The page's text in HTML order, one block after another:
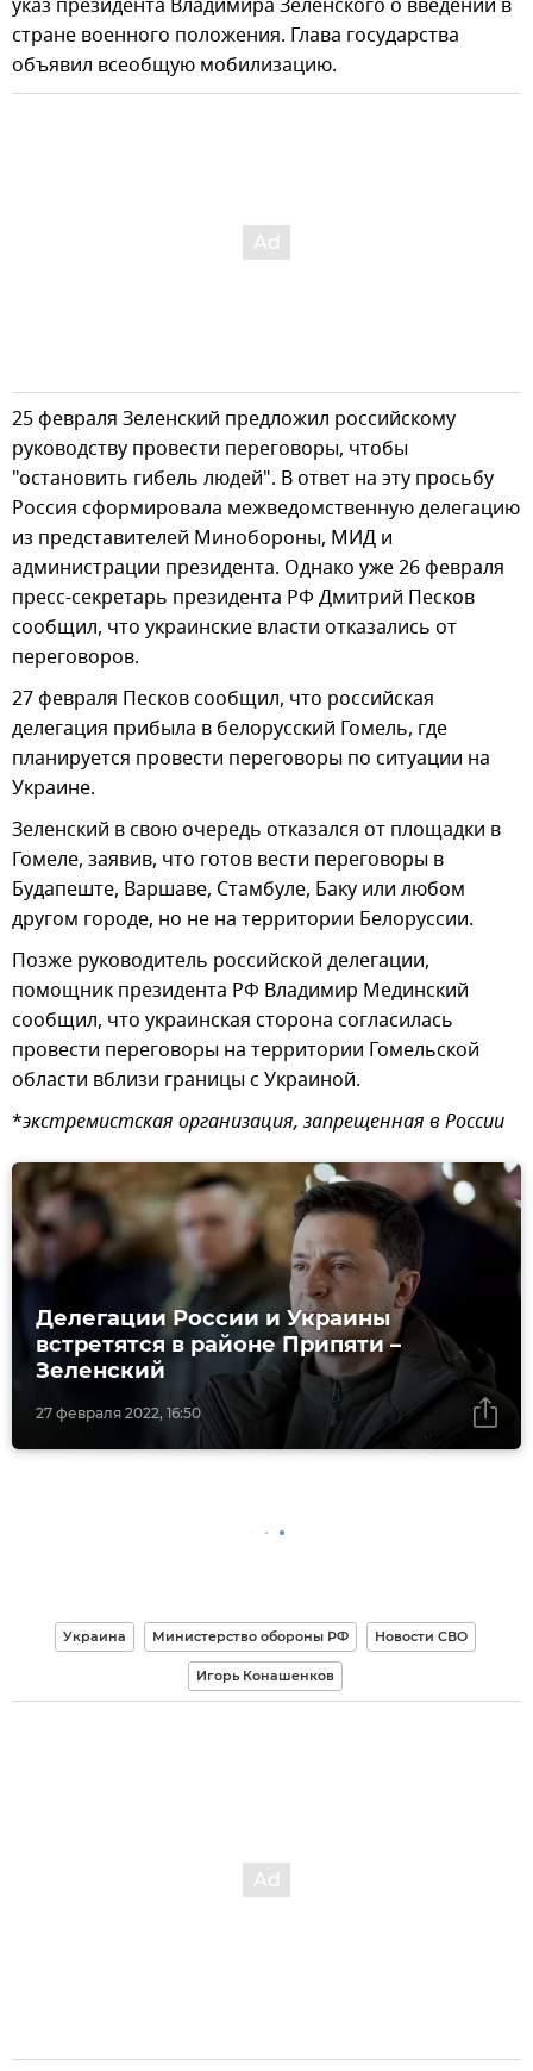
указ президента Владимира Зеленского о введении в
стране военного положения. Глава государства
объявил всеобщую мобилизацию.
25 февраля Зеленский предложил российскому
руководству провести переговоры, чтобы
"остановить гибель людей". В ответ на эту просьбу
Россия сформировала межведомственную делегацию
из представителей Минобороны, МИД и
администрации президента. Однако уже 26 февраля
пресс-секретарь президента РФ Дмитрий Песков
сообщил, что украинские власти отказались от
переговоров.
27 февраля Песков сообщил, что российская
делегация прибыла в белорусский Гомель, где
планируется провести переговоры по ситуации на
Украине.
Зеленский в свою очередь отказался от площадки в
Гомеле, заявив, что готов вести переговоры в
Будапеште, Варшаве, Стамбуле, Баку или любом
другом городе, но не на территории Белоруссии.
Позже руководитель российской делегации,
помощник президента РФ Владимир Мединский
сообщил, что украинская сторона согласилась
провести переговоры на территории Гомельской
области вблизи границы с Украиной.
*экстремистская организация, запрещенная в России
27 февраля 2022, 16:50
Делегации России и Украины
встретятся в районе Припяти –
Зеленский
Украина Министерство обороны РФ Новости СВО
Игорь Конашенков